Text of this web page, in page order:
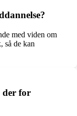
med viden om
så de kan
der for